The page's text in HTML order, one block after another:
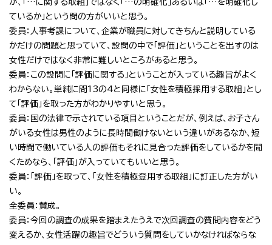
が、「…に関する取組」ではなく「…の明確化」あるいは「…を明確化し
ているか」という問の方がいいと思う。
委員：人事考課について、企業が職員に対してきちんと説明している
かだけの問題と思っていて、設問の中で「評価」ということを出すのは
女性だけではなく非常に難しいところがあると思う。
委員：この設問に「評価に関する」ということが入っている趣旨がよく
わからない。単純に問13の4と同様に「女性を積極採用する取組」とし
て「評価」を取った方がわかりやすいと思う。
委員：国の法律で示されている項目ということだが、例えば、お子さん
がいる女性は男性のように長時間働けないという違いがあるなか、短
い時間で働いている人の評価もそれに見合った評価をしているかを聞
くためなら、「評価」が入っていてもいいと思う。
委員：「評価」を取って、「女性を積極登用する取組」に訂正した方がい
い。
全委員：賛成。
委員：今回の調査の成果を踏まえたうえで次回調査の質問内容をどう
変えるか、女性活躍の趣旨でどういう質問をしていかなければならな